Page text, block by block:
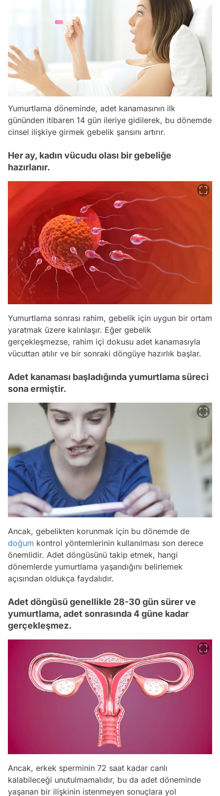
Yumurtlama döneminde, adet kanamasının ilk
gününden itibaren 14 gün ileriye gidilerek, bu dönemde
cinsel ilişkiye girmek gebelik şansını artırır.
Her ay, kadın vücudu olası bir gebeliğe
hazırlanır.
Yumurtlama sonrası rahim, gebelik için uygun bir ortam
yaratmak üzere kalınlaşır. Eğer gebelik
gerçekleşmezse, rahim içi dokusu adet kanamasıyla
vücuttan atılır ve bir sonraki döngüye hazırlık başlar.
Adet kanaması başladığında yumurtlama süreci
sona ermiştir.
Ancak, gebelikten korunmak için bu dönemde de
doğum kontrol yöntemlerinin kullanılması son derece
önemlidir. Adet döngüsünü takip etmek, hangi
dönemlerde yumurtlama yaşandığını belirlemek
açısından oldukça faydalıdır.
Adet döngüsü genellikle 28-30 gün sürer ve
yumurtlama, adet sonrasında 4 güne kadar
gerçekleşmez.
Ancak, erkek sperminin 72 saat kadar canlı
kalabileceği unutulmamalıdır, bu da adet döneminde
yaşanan bir ilişkinin istenmeyen sonuçlara yol